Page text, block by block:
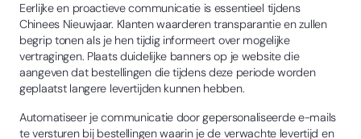
Eerlijke en proactieve communicatie is essentieel tijdens
Chinees Nieuwjaar. Klanten waarderen transparantie en zullen
begrip tonen als je hen tijdig informeert over mogelijke
vertragingen. Plaats duidelijke banners op je website die
aangeven dat bestellingen die tijdens deze periode worden
geplaatst langere levertijden kunnen hebben.
Automatiseer je communicatie door gepersonaliseerde e-mails
te versturen bij bestellingen waarin je de verwachte levertijd en